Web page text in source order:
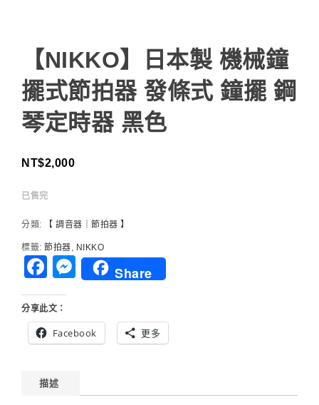
【NIKKO】日本製 機械鐘
擺式節拍器 發條式 鐘擺 鋼
琴定時器 黑色
NT$2,000
已售完
分類: 【 調音器｜節拍器 】
標籤: 節拍器, NIKKO
Facebook
Messenger
Share
分享此文：
Facebook 更多
描述